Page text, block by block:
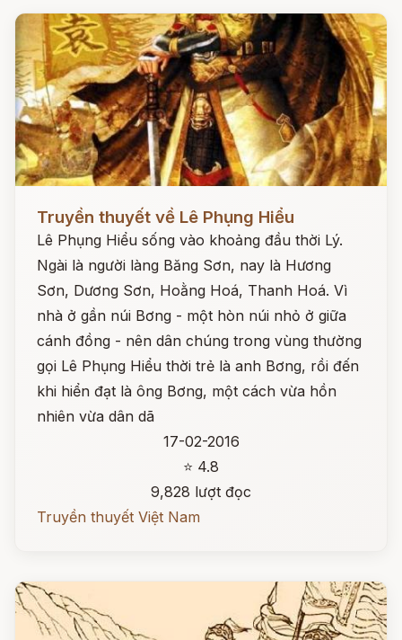
Đọc ngay
Truyền thuyết về Lê Phụng Hiểu
Lê Phụng Hiểu sống vào khoảng đầu thời Lý.
Ngài là người làng Băng Sơn, nay là Hương
Sơn, Dương Sơn, Hoằng Hoá, Thanh Hoá. Vì
nhà ở gần núi Bơng - một hòn núi nhỏ ở giữa
cánh đồng - nên dân chúng trong vùng thường
gọi Lê Phụng Hiểu thời trẻ là anh Bơng, rồi đến
khi hiển đạt là ông Bơng, một cách vừa hồn
nhiên vừa dân dã
17-02-2016
⭐ 4.8
9,828 lượt đọc
Truyền thuyết Việt Nam